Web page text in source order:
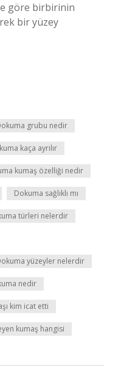
göre birbirinin
bir yüzey
grubu nedir
kaça ayrılır
kumaş özelliği nedir
Dokuma sağlıklı mı
türleri nelerdir
yüzeyler nelerdir
nedir
kim icat etti
kumaş hangisi